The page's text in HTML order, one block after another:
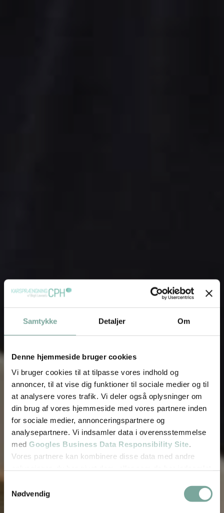
Samtykke Detaljer Om
Denne hjemmeside bruger cookies
Vi bruger cookies til at tilpasse vores indhold og
annoncer, til at vise dig funktioner til sociale medier og til
at analysere vores trafik. Vi deler også oplysninger om
din brug af vores hjemmeside med vores partnere inden
for sociale medier, annonceringspartnere og
analysepartnere. Vi indsamler data i overensstemmelse
med Googles Business Data Responsibility Site.
Vores partnere kan kombinere disse data med andre
Samtykkevalg
Nødvendig